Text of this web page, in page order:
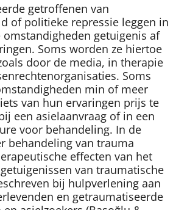
getroffenen van
of politieke repressie leggen in
getuigenis af
Soms worden ze hiertoe
door de media, in therapie
Soms
min of meer
van hun ervaringen prijs te
een asielaanvraag of in een
voor behandeling. In de
behandeling van trauma
effecten van het
van traumatische
bij hulpverlening aan
en getraumatiseerde